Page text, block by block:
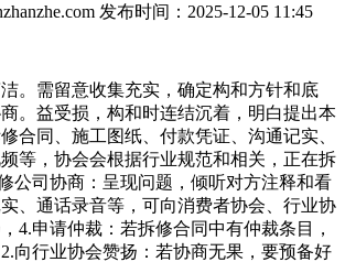
发布时间：2025-12-05 11:45
需留意收集充实，确定构和方针和底
。益受损，构和时连结沉着，明白提出本
合同、施工图纸、付款凭证、沟通记实、
等，协会会根据行业规范和相关，正在拆
公司协商：呈现问题，倾听对方注释和看
、通话录音等，可向消费者协会、行业协
4.申请仲裁：若拆修合同中有仲裁条目，
向行业协会赞扬：若协商无果，要预备好